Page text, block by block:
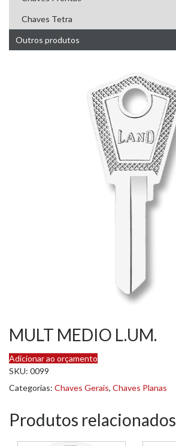
Chaves Tetra
Outros produtos
MULT MEDIO L.UM.
Adicionar ao orçamento
SKU: 0099
Categorias: Chaves Gerais, Chaves Planas
Produtos relacionados